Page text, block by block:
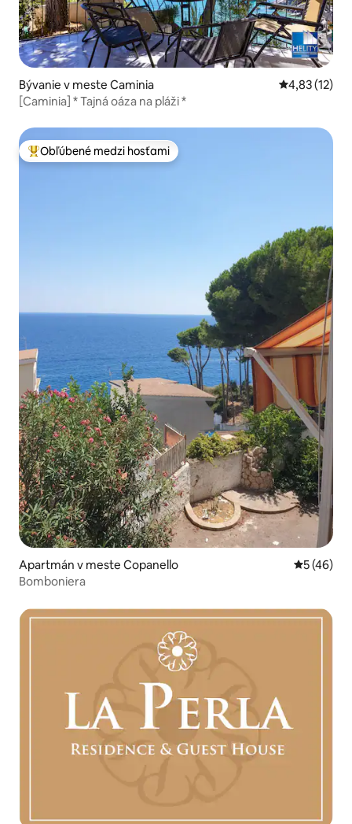
Bývanie v meste Caminia Priemerné
4,83 (12)
[Caminia] * Tajná oáza na pláži *
Najobľúbenejšie medzi hosťami
Obľúbené medzi hosťami
Apartmán v meste Copanello
5 (46)
Bomboniera